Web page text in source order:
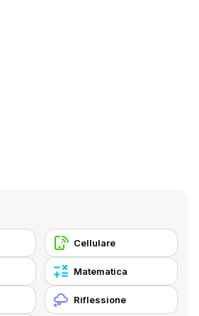
Cellulare
Matematica
Riflessione